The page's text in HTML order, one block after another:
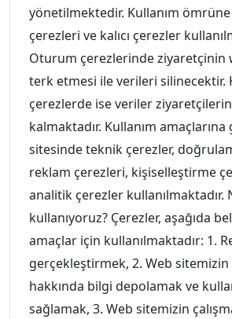
yönetilmektedir. Kullanım
çerezleri ve kalıcı çerezler
Oturum çerezlerinde ziyaretçinin
terk etmesi ile verileri silinecektir.
çerezlerde ise veriler
kalmaktadır. Kullanım
sitesinde teknik çerezler,
reklam çerezleri, kişiselleştirme
analitik çerezler kullanılmaktadır.
kullanıyoruz? Çerezler, aşağıda
amaçlar için kullanılmaktadır: 1.
gerçekleştirmek, 2. Web sitemizin
hakkında bilgi depolamak ve
sağlamak, 3. Web sitemizin